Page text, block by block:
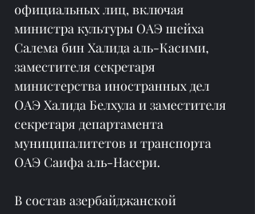
официальных лиц, включая
министра культуры ОАЭ шейха
Салема бин Халида аль-Касими,
заместителя секретаря
министерства иностранных дел
ОАЭ Халида Белхула и заместителя
секретаря департамента
муниципалитетов и транспорта
ОАЭ Саифа аль-Насери.
В состав азербайджанской